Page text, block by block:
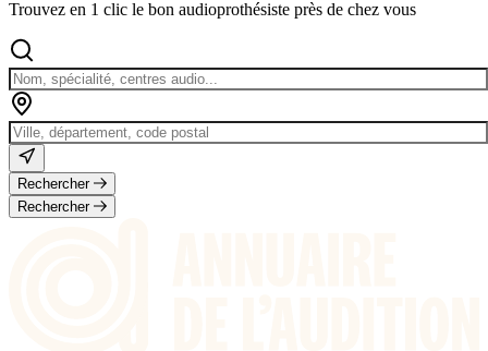
Accessoires sans fil
Trouvez en 1 clic le bon audioprothésiste près de chez vous
Rechercher
Rechercher